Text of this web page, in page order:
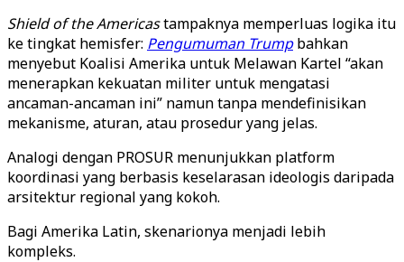
Shield of the Americastampaknya memperluas logika itu
ke tingkat hemisfer: Pengumuman Trumpbahkan
menyebut Koalisi Amerika untuk Melawan Kartel “akan
menerapkan kekuatan militer untuk mengatasi
ancaman-ancaman ini” namun tanpa mendefinisikan
mekanisme, aturan, atau prosedur yang jelas.
Analogi dengan PROSUR menunjukkan platform
koordinasi yang berbasis keselarasan ideologis daripada
arsitektur regional yang kokoh.
Bagi Amerika Latin, skenarionya menjadi lebih
kompleks.